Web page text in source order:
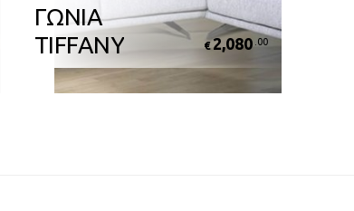
ΓΩΝΙΑ
TIFFANY
€ 2,080 .00